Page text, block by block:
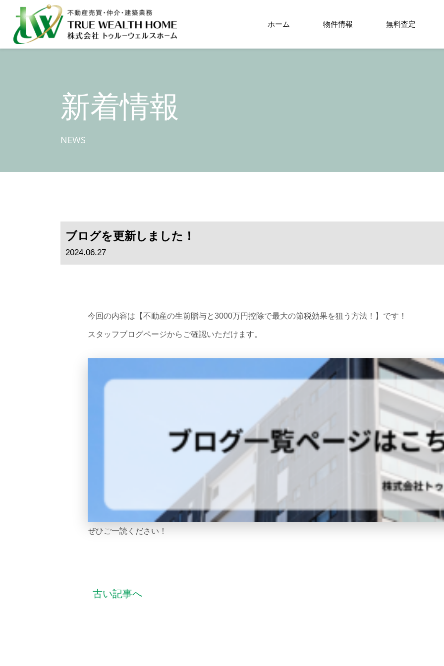
ホーム 物件情報 無料査定
新着情報
NEWS
ブログを更新しました！
2024.06.27
今回の内容は【不動産の生前贈与と3000万円控除で最大の節税効果を狙う方法！】です！
スタッフブログページからご確認いただけます。
ぜひご一読ください！
古い記事へ